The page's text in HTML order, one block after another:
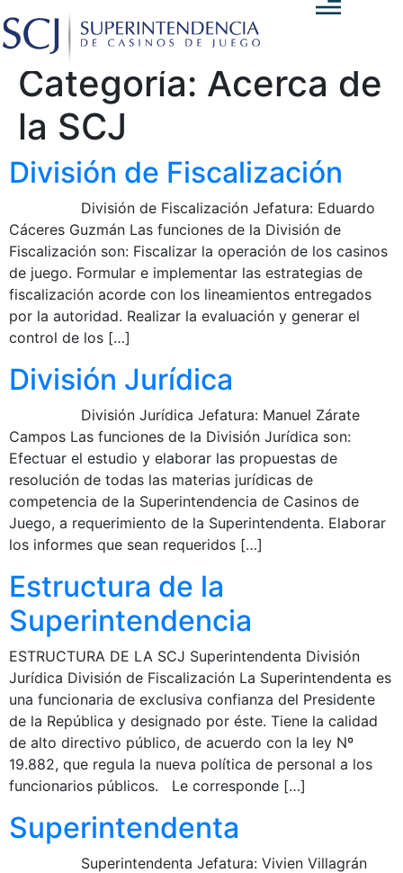
Categoría: Acerca de
la SCJ
División de Fiscalización
División de Fiscalización Jefatura: Eduardo
Cáceres Guzmán Las funciones de la División de
Fiscalización son: Fiscalizar la operación de los casinos
de juego. Formular e implementar las estrategias de
fiscalización acorde con los lineamientos entregados
por la autoridad. Realizar la evaluación y generar el
control de los […]
División Jurídica
División Jurídica Jefatura: Manuel Zárate
Campos Las funciones de la División Jurídica son:
Efectuar el estudio y elaborar las propuestas de
resolución de todas las materias jurídicas de
competencia de la Superintendencia de Casinos de
Juego, a requerimiento de la Superintendenta. Elaborar
los informes que sean requeridos […]
Estructura de la
Superintendencia
ESTRUCTURA DE LA SCJ Superintendenta División
Jurídica División de Fiscalización La Superintendenta es
una funcionaria de exclusiva confianza del Presidente
de la República y designado por éste. Tiene la calidad
de alto directivo público, de acuerdo con la ley Nº
19.882, que regula la nueva política de personal a los
funcionarios públicos. Le corresponde […]
Superintendenta
Superintendenta Jefatura: Vivien Villagrán